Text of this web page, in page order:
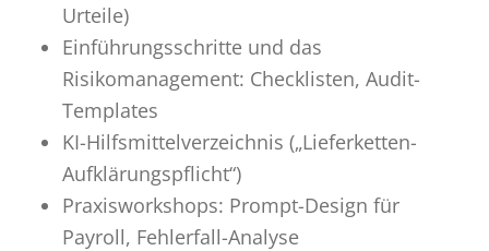
Urteile)
Einführungsschritte und das
Risikomanagement: Checklisten, Audit-
Templates
KI-Hilfsmittelverzeichnis („Lieferketten-
Aufklärungspflicht“)
Praxisworkshops: Prompt-Design für
Payroll, Fehlerfall-Analyse